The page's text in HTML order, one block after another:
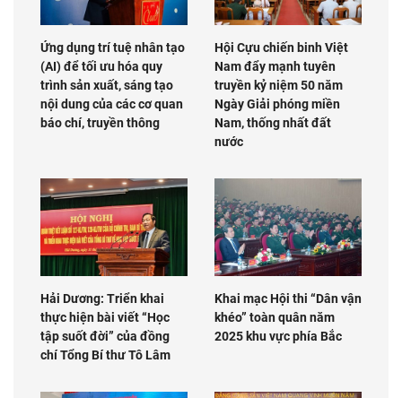
Ứng dụng trí tuệ nhân tạo
(AI) để tối ưu hóa quy
trình sản xuất, sáng tạo
nội dung của các cơ quan
báo chí, truyền thông
Hội Cựu chiến binh Việt
Nam đẩy mạnh tuyên
truyền kỷ niệm 50 năm
Ngày Giải phóng miền
Nam, thống nhất đất
nước
Hải Dương: Triển khai
thực hiện bài viết “Học
tập suốt đời” của đồng
chí Tổng Bí thư Tô Lâm
Khai mạc Hội thi “Dân vận
khéo” toàn quân năm
2025 khu vực phía Bắc